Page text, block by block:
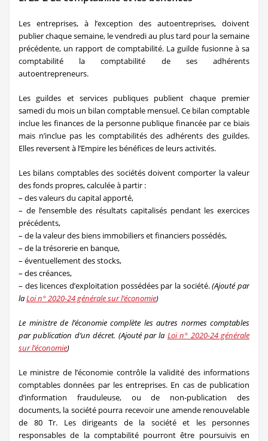
Les entreprises, à l’exception des autoentreprises, doivent
publier chaque semaine, le vendredi au plus tard pour la semaine
précédente, un rapport de comptabilité. La guilde fusionne à sa
comptabilité la comptabilité de ses adhérents
autoentrepreneurs.
Les guildes et services publiques publient chaque premier
samedi du mois un bilan comptable mensuel. Ce bilan comptable
inclue les finances de la personne publique financée par ce biais
mais n’inclue pas les comptabilités des adhérents des guildes.
Elles reversent à l’Empire les bénéfices de leurs activités.
Les bilans comptables des sociétés doivent comporter la valeur
des fonds propres, calculée à partir :
– des valeurs du capital apporté,
– de l’ensemble des résultats capitalisés pendant les exercices
précédents,
– de la valeur des biens immobiliers et financiers possédés,
– de la trésorerie en banque,
– éventuellement des stocks,
– des créances,
– des licences d’exploitation possédées par la société.(Ajouté par
laLoi n° 2020-24 générale sur l’économie)
Le ministre de l’économie complète les autres normes comptables
par publication d’un décret. (Ajouté par la Loi n° 2020-24 générale
sur l’économie)
Le ministre de l’économie contrôle la validité des informations
comptables données par les entreprises. En cas de publication
d’information frauduleuse, ou de non-publication des
documents, la société pourra recevoir une amende renouvelable
de 80 Tr. Les dirigeants de la société et les personnes
responsables de la comptabilité pourront être poursuivis en